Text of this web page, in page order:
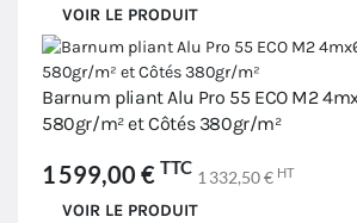
VOIR LE PRODUIT
Barnum pliant Alu Pro 55 ECO M2
580gr/m² et Côtés 380gr/m²
1 599,00 € TTC 1 332,50 € HT
VOIR LE PRODUIT